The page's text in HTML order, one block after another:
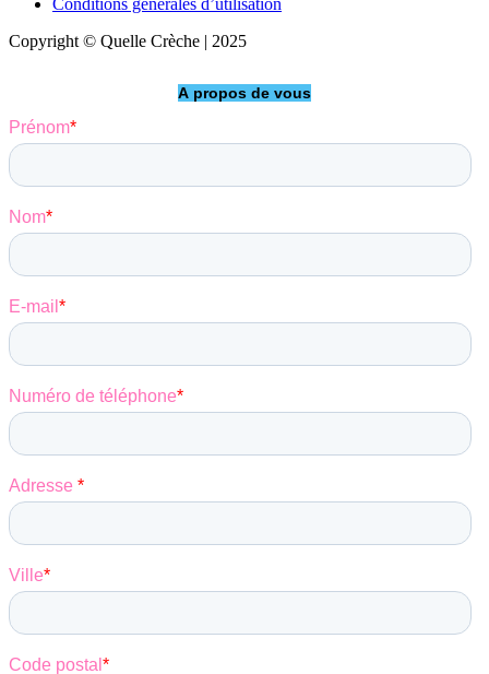
Copyright © Quelle Crèche | 2025